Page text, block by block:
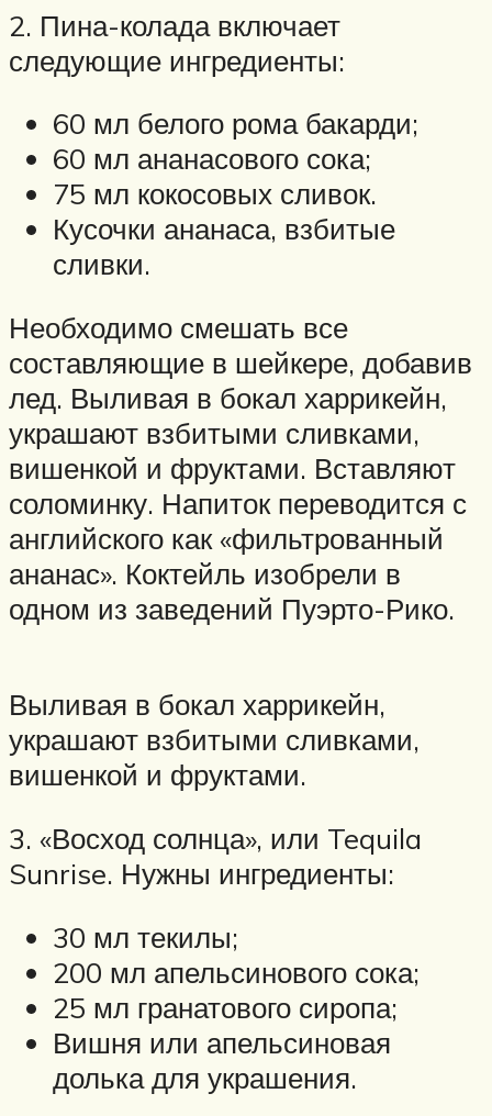
2. Пина-колада включает
следующие ингредиенты:
60 мл белого рома бакарди;
60 мл ананасового сока;
75 мл кокосовых сливок.
Кусочки ананаса, взбитые
сливки.
Необходимо смешать все
составляющие в шейкере, добавив
лед. Выливая в бокал харрикейн,
украшают взбитыми сливками,
вишенкой и фруктами. Вставляют
соломинку. Напиток переводится с
английского как «фильтрованный
ананас». Коктейль изобрели в
одном из заведений Пуэрто-Рико.
Выливая в бокал харрикейн,
украшают взбитыми сливками,
вишенкой и фруктами.
3. «Восход солнца», или Tequila
Sunrise. Нужны ингредиенты:
30 мл текилы;
200 мл апельсинового сока;
25 мл гранатового сиропа;
Вишня или апельсиновая
долька для украшения.